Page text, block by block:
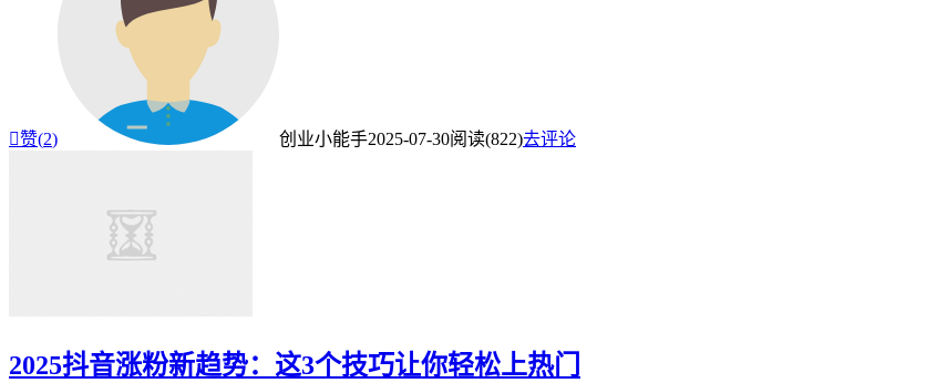
赞(2) 创业小能手2025-07-30阅读(822)去评论
2025抖音涨粉新趋势：这3个技巧让你轻松上热门